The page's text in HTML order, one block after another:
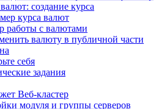
создание курса
курса валют
работы с валютами
валюту в публичной части
себя
задания
Веб-кластер
модуля и группы серверов